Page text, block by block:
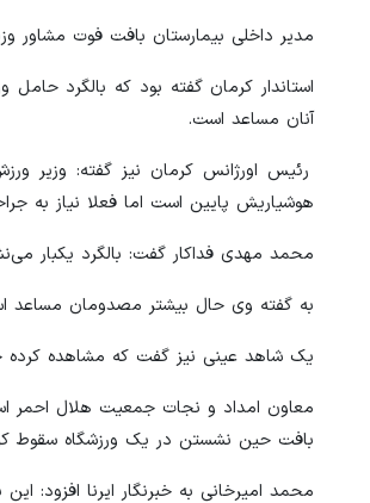
مدیر داخلی بیمارستان بافت فوت مشاور
آنان مساعد است.
هوشیاریش پایین است اما فعلا نیاز به
محمد مهدی فداکار گفت: بالگرد یکبار
به گفته وی حال بیشتر مصدومان مساعد
یک شاهد عینی نیز گفت که مشاهده کرده
معاون امداد و نجات جمعیت هلال احمر
بافت حین نشستن در یک ورزشگاه سقوط کرد و این حادثه ۱۶ مصدوم (سرنشین و
محمد امیرخانی به خبرنگار ایرنا افزود: این بالگرد از ارتفاع ۱۰ تا ۱۵ متری حین فرود